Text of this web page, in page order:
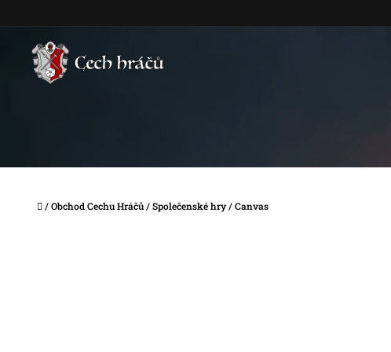
Domů
/Obchod Cechu Hráčů/Společenské hry/Canvas